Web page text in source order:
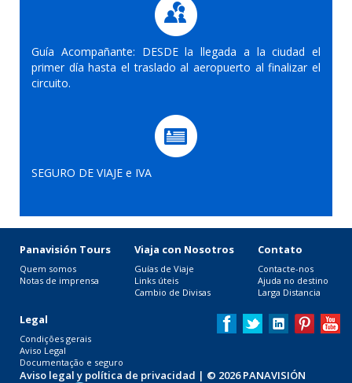
Guía Acompañante: DESDE la llegada a la ciudad el
primer día hasta el traslado al aeropuerto al finalizar el
circuito.
SEGURO DE VIAJE e IVA
Panavisión Tours
Quem somos
Notas de imprensa
Viaja con Nosotros
Guías de Viaje
Links úteis
Cambio de Divisas
Contato
Contacte-nos
Ajuda no destino
Larga Distancia
Legal
Condições gerais
Aviso Legal
Documentação e seguro
Aviso legal y política de privacidad | © 2026 PANAVISIÓN